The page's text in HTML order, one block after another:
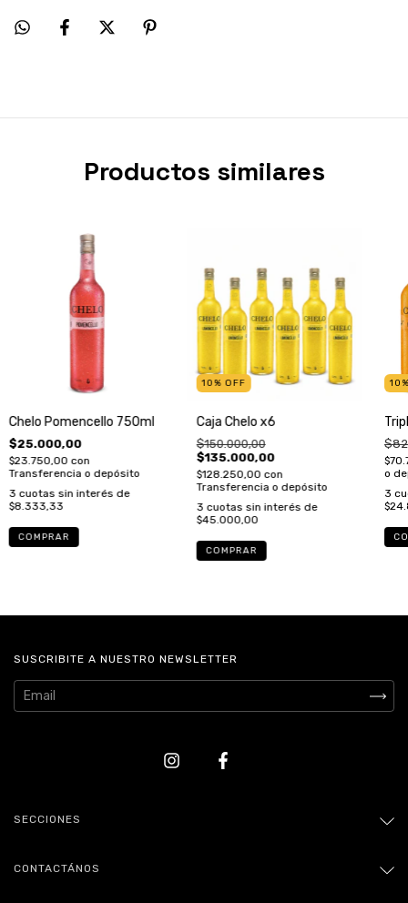
Productos similares
Chelo Pomencello 750ml
$25.000,00
$23.750,00 con
Transferencia o depósito
3 cuotas sin interés de
$8.333,33
10% OFF
Caja Chelo x6
$150.000,00
$135.000,00
$128.250,00 con
Transferencia o depósito
3 cuotas sin interés de
$45.000,00
10
o
3
SUSCRIBITE A NUESTRO NEWSLETTER
SECCIONES
CONTACTÁNOS